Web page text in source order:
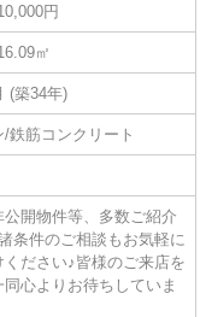
円
㎡
(築34年)
/鉄筋コンクリート
公開物件等、多数ご紹介
条件のご相談もお気軽に
ください♪皆様のご来店を
同心よりお待ちしていま